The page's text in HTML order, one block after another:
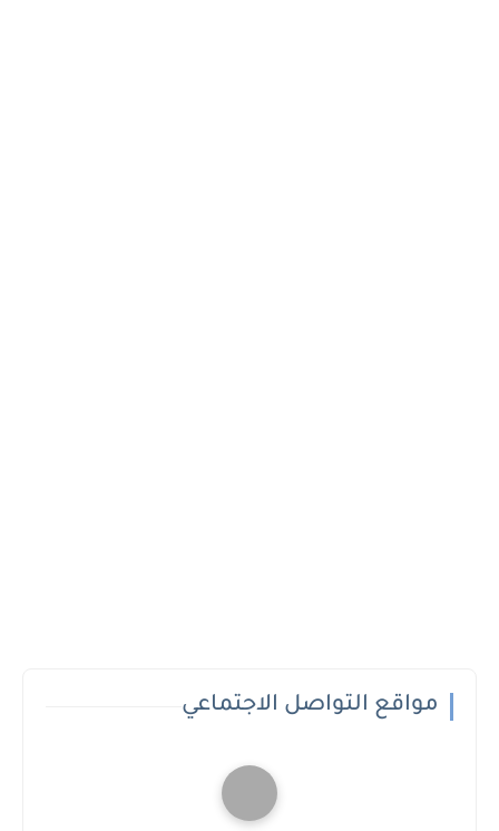
مواقع التواصل الاجتماعي